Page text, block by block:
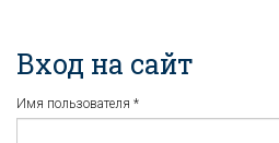
Вход на сайт
Имя пользователя *